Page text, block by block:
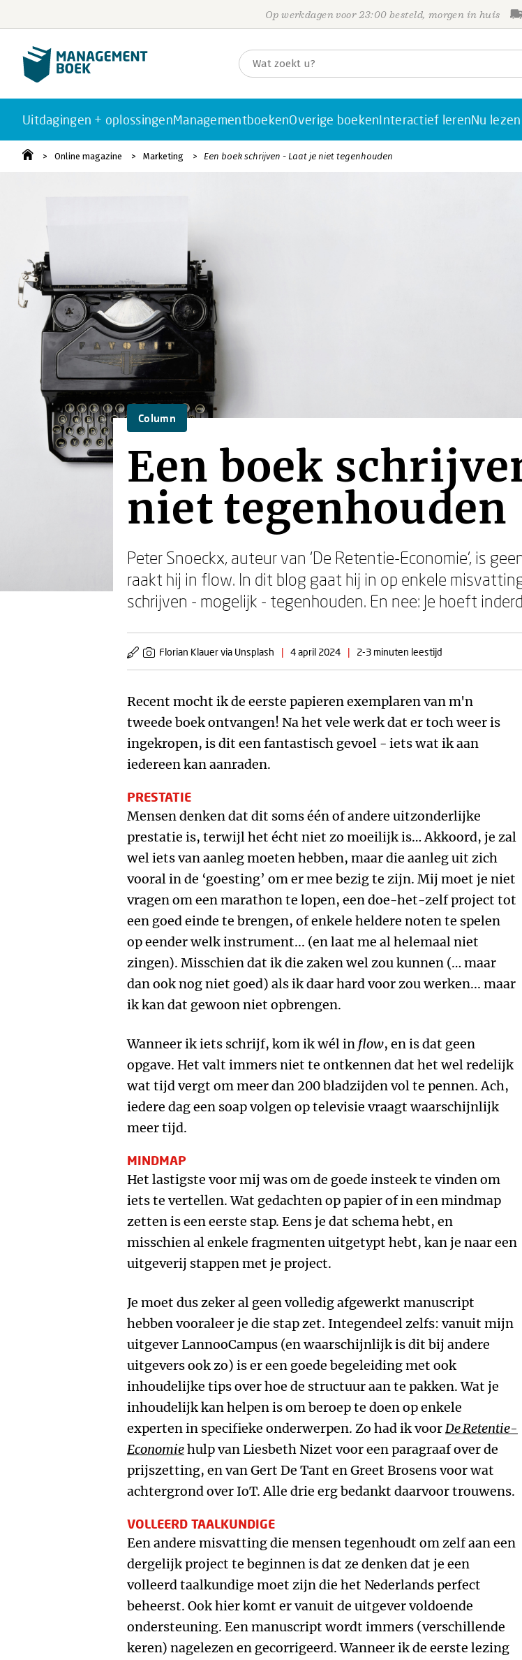
Op werkdagen voor 23:00 besteld, morgen in huis
Uitdagingen + oplossingenManagementboekenOverige boekenInteractief lerenNu lezen
Online magazine Marketing Een boek schrijven - Laat je niet tegenhouden
Column
Een boek
niet tegenhouden
Peter Snoeckx, auteur van ‘De Retentie-Economie’, is
raakt hij in flow. In dit blog gaat hij in op enkele
schrijven - mogelijk - tegenhouden. En nee: Je hoeft
Florian Klauer via Unsplash | 4 april 2024 | 2-3 minuten leestijd
Recent mocht ik de eerste papieren exemplaren van m'n
tweede boek ontvangen! Na het vele werk dat er toch weer is
ingekropen, is dit een fantastisch gevoel - iets wat ik aan
iedereen kan aanraden.
PRESTATIE
Mensen denken dat dit soms één of andere uitzonderlijke
prestatie is, terwijl het écht niet zo moeilijk is… Akkoord, je zal
wel iets van aanleg moeten hebben, maar die aanleg uit zich
vooral in de ‘goesting’ om er mee bezig te zijn. Mij moet je niet
vragen om een marathon te lopen, een doe-het-zelf project tot
een goed einde te brengen, of enkele heldere noten te spelen
op eender welk instrument... (en laat me al helemaal niet
zingen). Misschien dat ik die zaken wel zou kunnen (… maar
dan ook nog niet goed) als ik daar hard voor zou werken... maar
ik kan dat gewoon niet opbrengen.
Wanneer ik iets schrijf, kom ik wél in flow, en is dat geen
opgave. Het valt immers niet te ontkennen dat het wel redelijk
wat tijd vergt om meer dan 200 bladzijden vol te pennen. Ach,
iedere dag een soap volgen op televisie vraagt waarschijnlijk
meer tijd.
MINDMAP
Het lastigste voor mij was om de goede insteek te vinden om
iets te vertellen. Wat gedachten op papier of in een mindmap
zetten is een eerste stap. Eens je dat schema hebt, en
misschien al enkele fragmenten uitgetypt hebt, kan je naar een
uitgeverij stappen met je project.
Je moet dus zeker al geen volledig afgewerkt manuscript
hebben vooraleer je die stap zet. Integendeel zelfs: vanuit mijn
uitgever LannooCampus (en waarschijnlijk is dit bij andere
uitgevers ook zo) is er een goede begeleiding met ook
inhoudelijke tips over hoe de structuur aan te pakken. Wat je
inhoudelijk kan helpen is om beroep te doen op enkele
experten in specifieke onderwerpen. Zo had ik voorDe Retentie-
Economiehulp van Liesbeth Nizet voor een paragraaf over de
prijszetting, en van Gert De Tant en Greet Brosens voor wat
achtergrond over IoT. Alle drie erg bedankt daarvoor trouwens.
VOLLEERD TAALKUNDIGE
Een andere misvatting die mensen tegenhoudt om zelf aan een
dergelijk project te beginnen is dat ze denken dat je een
volleerd taalkundige moet zijn die het Nederlands perfect
beheerst. Ook hier komt er vanuit de uitgever voldoende
ondersteuning. Een manuscript wordt immers (verschillende
keren) nagelezen en gecorrigeerd. Wanneer ik de eerste lezing